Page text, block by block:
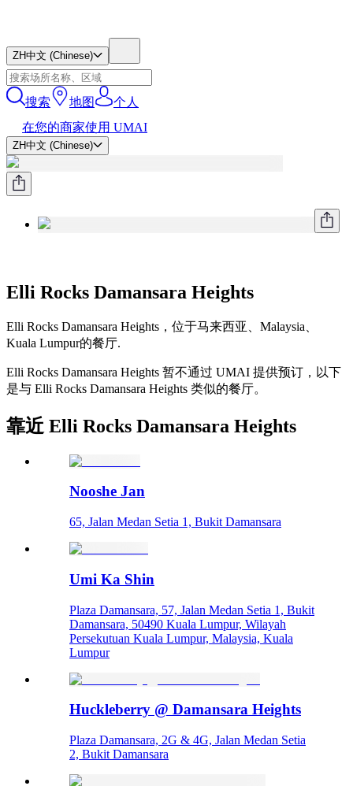
ZH中文 (Chinese)
搜索 地图
个人
在您的商家使用 UMAI
ZH中文 (Chinese)
Elli Rocks Damansara Heights
Elli Rocks Damansara Heights，位于马来西亚、Malaysia、
Kuala Lumpur的餐厅.
Elli Rocks Damansara Heights 暂不通过 UMAI 提供预订，以下
是与 Elli Rocks Damansara Heights 类似的餐厅。
靠近 Elli Rocks Damansara Heights
Nooshe Jan
65, Jalan Medan Setia 1, Bukit Damansara
Umi Ka Shin
Plaza Damansara, 57, Jalan Medan Setia 1, Bukit
Damansara, 50490 Kuala Lumpur, Wilayah
Persekutuan Kuala Lumpur, Malaysia, Kuala
Lumpur
Huckleberry @ Damansara Heights
Plaza Damansara, 2G & 4G, Jalan Medan Setia
2, Bukit Damansara